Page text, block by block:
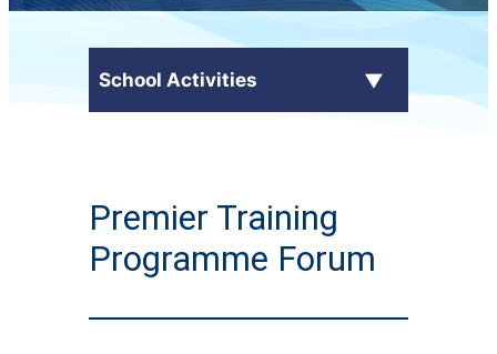
School Activities
External Awards
School Activities
Premier Training
Programme Forum